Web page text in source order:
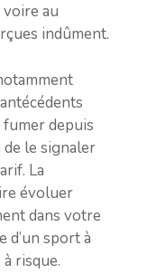
au
indûment.
fumer depuis
le signaler
La
évoluer
dans votre
d’un sport à
risque.